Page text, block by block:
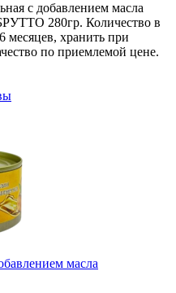
с добавлением масла
280гр. Количество в
месяцев, хранить при
по приемлемой цене.
масла